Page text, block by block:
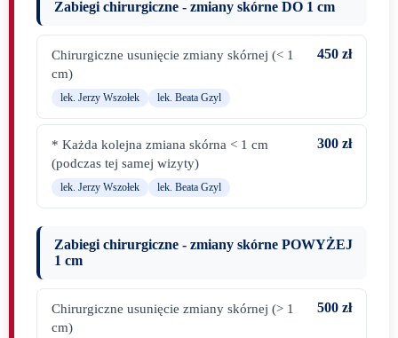
Zabiegi chirurgiczne - zmiany skórne DO 1 cm
Chirurgiczne usunięcie zmiany skórnej (< 1
cm)
lek. Jerzy Wszołek lek. Beata Gzyl
450 zł
* Każda kolejna zmiana skórna < 1 cm
(podczas tej samej wizyty)
lek. Jerzy Wszołek lek. Beata Gzyl
300 zł
Zabiegi chirurgiczne - zmiany skórne POWYŻEJ
1 cm
Chirurgiczne usunięcie zmiany skórnej (> 1
cm)
500 zł